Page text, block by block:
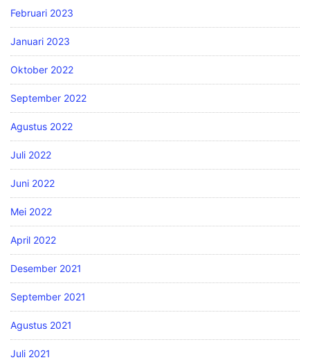
Februari 2023
Januari 2023
Oktober 2022
September 2022
Agustus 2022
Juli 2022
Juni 2022
Mei 2022
April 2022
Desember 2021
September 2021
Agustus 2021
Juli 2021